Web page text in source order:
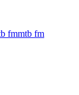
fmmtb fm